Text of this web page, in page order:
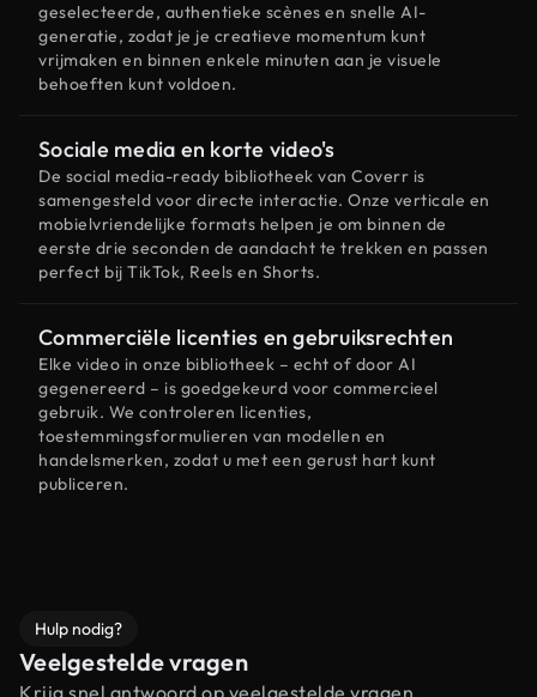
geselecteerde, authentieke scènes en snelle AI-
generatie, zodat je je creatieve momentum kunt
vrijmaken en binnen enkele minuten aan je visuele
behoeften kunt voldoen.
Sociale media en korte video's
De social media-ready bibliotheek van Coverr is
samengesteld voor directe interactie. Onze verticale en
mobielvriendelijke formats helpen je om binnen de
eerste drie seconden de aandacht te trekken en passen
perfect bij TikTok, Reels en Shorts.
Commerciële licenties en gebruiksrechten
Elke video in onze bibliotheek – echt of door AI
gegenereerd – is goedgekeurd voor commercieel
gebruik. We controleren licenties,
toestemmingsformulieren van modellen en
handelsmerken, zodat u met een gerust hart kunt
publiceren.
Hulp nodig?
Veelgestelde vragen
Krijg snel antwoord op veelgestelde vragen.